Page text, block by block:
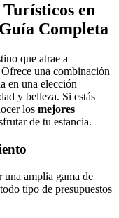
en
Completa
que atrae a
una combinación
en una elección
y belleza. Si estás
los mejores
de tu estancia.
amplia gama de
tipo de presupuestos